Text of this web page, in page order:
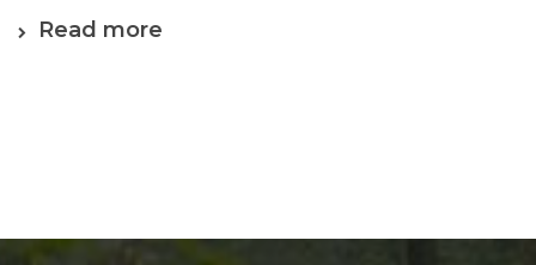
Read more